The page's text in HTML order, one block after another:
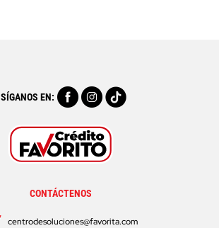
SÍGANOS EN:
CONTÁCTENOS
centrodesoluciones@favorita.com